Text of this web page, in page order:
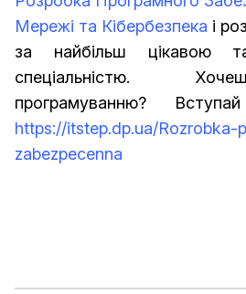
Мережі та Кібербезпека і
за найбільш цікавою
спеціальністю.
програмуванню?
https://itstep.dp.ua/Rozrobka-
zabezpecenna